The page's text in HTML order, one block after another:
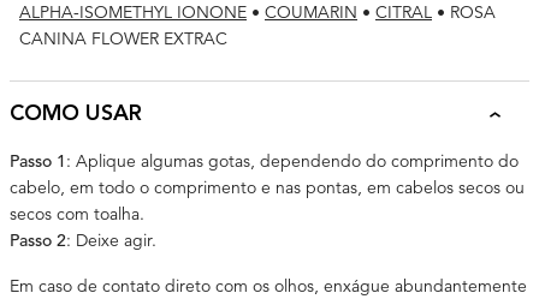
ALPHA-ISOMETHYL IONONE • COUMARIN • CITRAL • ROSA
CANINA FLOWER EXTRAC
COMO USAR
Passo 1: Aplique algumas gotas, dependendo do comprimento do
cabelo, em todo o comprimento e nas pontas, em cabelos secos ou
secos com toalha.
Passo 2: Deixe agir.
Em caso de contato direto com os olhos, enxágue abundantemente